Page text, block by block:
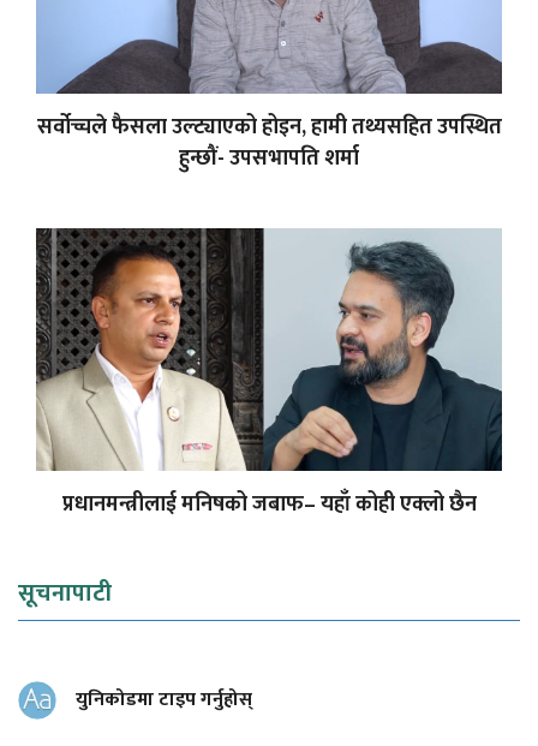
सर्वोच्चले फैसला उल्ट्याएको होइन, हामी तथ्यसहित उपस्थित
हुन्छौं- उपसभापति शर्मा
प्रधानमन्त्रीलाई मनिषको जबाफ– यहाँ कोही एक्लो छैन
सूचनापाटी
युनिकोडमा टाइप गर्नुहोस्